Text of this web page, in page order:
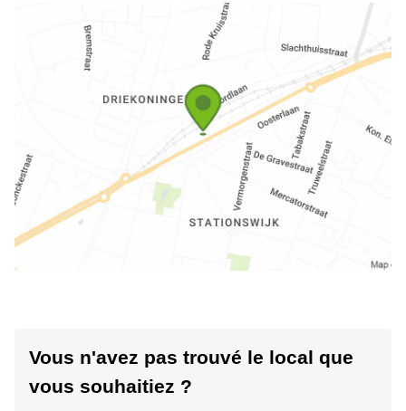
Vous n'avez pas trouvé le local que
vous souhaitiez ?